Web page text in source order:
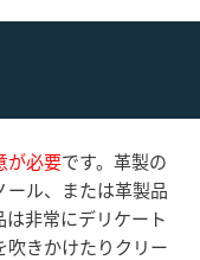
が必要です。革製の
ール、または革製品
非常にデリケート
吹きかけたりクリー